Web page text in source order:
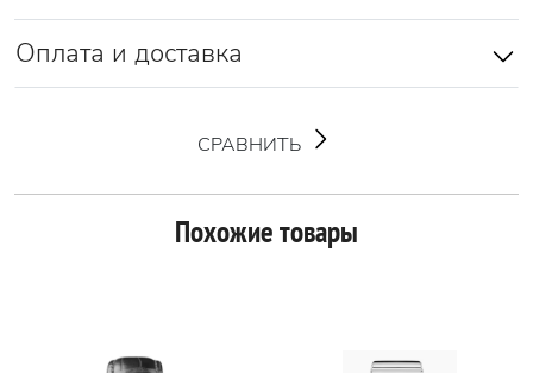
Оплата и доставка
СРАВНИТЬ
Похожие товары